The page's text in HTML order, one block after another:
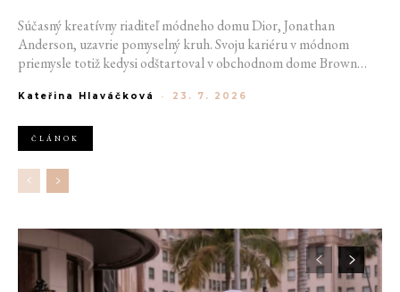
Súčasný kreatívny riaditeľ módneho domu Dior, Jonathan
Anderson, uzavrie pomyselný kruh. Svoju kariéru v módnom
priemysle totiž kedysi odštartoval v obchodnom dome Brown
jednej z najväčších luxusných značiek sveta. V decembri totiž v
Pre-Fall 2027.
Kateřina Hlaváčková - 23. 7. 2026
ČLÁNOK